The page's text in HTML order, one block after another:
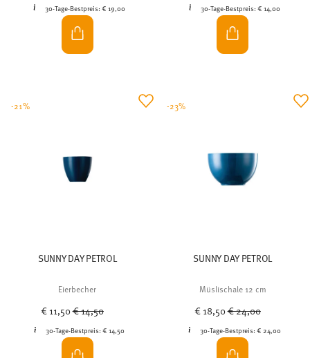
30-Tage-Bestpreis: € 19,00 30-Tage-Bestpreis: € 14,00
SUNNY DAY PETROL
Eierbecher
€ 11,50Price reduced from
€ 14,50
30-Tage-Bestpreis: € 14,50
-21%
SUNNY DAY PETROL
Müslischale 12 cm
€ 18,50Price reduced from
€ 24,00
30-Tage-Bestpreis: € 24,00
-23%